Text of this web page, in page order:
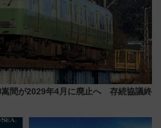
嵩間が2029年4月に廃止へ 存続協議終